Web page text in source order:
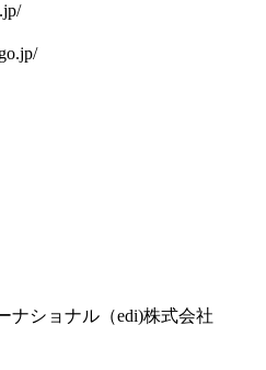
ナショナル（edi)株式会社